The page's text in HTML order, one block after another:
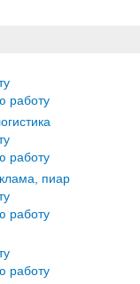
работу
работу
пиар
работу
работу